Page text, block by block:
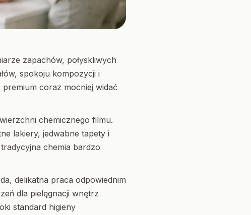
zapachów, połyskliwych
spokoju kompozycji i
coraz mocniej widać
chemicznego filmu.
lakiery, jedwabne tapety i
chemia bardzo
delikatna praca odpowiednim
dla pielęgnacji wnętrz
standard higieny